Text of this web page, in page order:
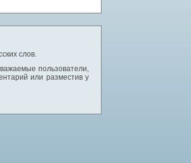
слов.
пользователи,
или разместив у